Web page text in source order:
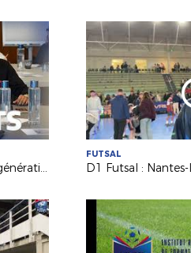
Jeunes et engagés : la nouvelle génération de dirigeants
FUTSAL